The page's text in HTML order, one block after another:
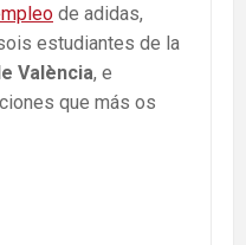
de adidas,
estudiantes de la
València, e
que más os